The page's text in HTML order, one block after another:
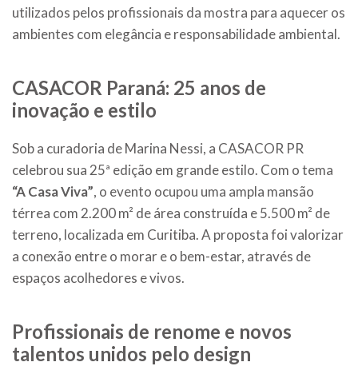
utilizados pelos profissionais da mostra para aquecer os
ambientes com elegância e responsabilidade ambiental.
CASACOR Paraná: 25 anos de
inovação e estilo
Sob a curadoria de Marina Nessi, a CASACOR PR
celebrou sua 25ª edição em grande estilo. Com o tema
“A Casa Viva”, o evento ocupou uma ampla mansão
térrea com 2.200 m² de área construída e 5.500 m² de
terreno, localizada em Curitiba. A proposta foi valorizar
a conexão entre o morar e o bem-estar, através de
espaços acolhedores e vivos.
Profissionais de renome e novos
talentos unidos pelo design